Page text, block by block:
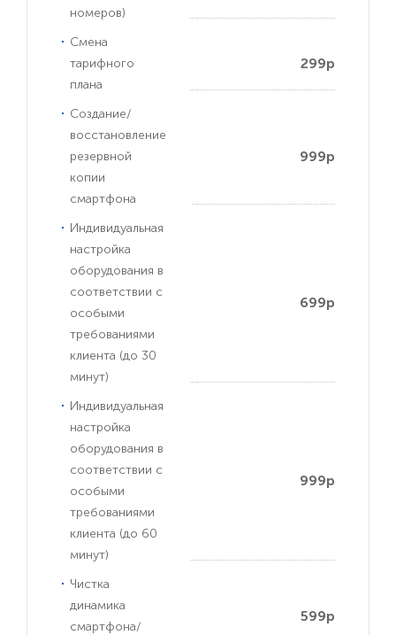
номеров)
Смена
тарифного
плана
299р
Создание/
восстановление
резервной
копии
смартфона
999р
Индивидуальная
настройка
оборудования в
соответствии с
особыми
требованиями
клиента (до 30
минут)
699р
Индивидуальная
настройка
оборудования в
соответствии с
особыми
требованиями
клиента (до 60
минут)
999р
Чистка
динамика
смартфона/
599р